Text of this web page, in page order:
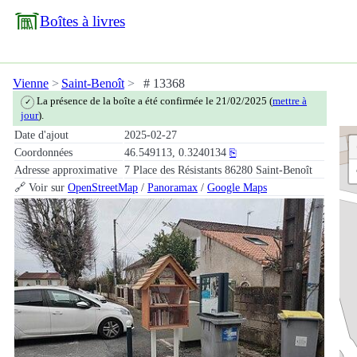
Boîtes à livres
Vienne Saint-Benoît # 13368
✓ La présence de la boîte a été confirmée le 21/02/2025 (mettre à
jour).
Date d'ajout
2025-02-27
Coordonnées
46.549113, 0.3240134 ⎘
Adresse approximative
7 Place des Résistants 86280 Saint-Benoît
🔗 Voir sur OpenStreetMap / Panoramax / Google Maps